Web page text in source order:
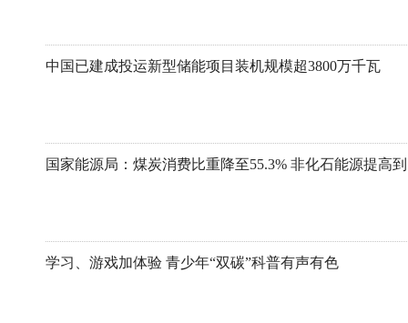
中国已建成投运新型储能项目装机规模超3800万千瓦
国家能源局：煤炭消费比重降至55.3% 非化石能源提高到
学习、游戏加体验 青少年“双碳”科普有声有色